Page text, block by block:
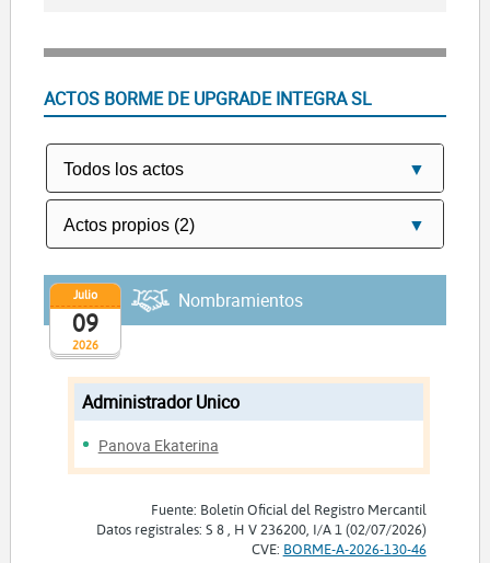
ACTOS BORME DE UPGRADE INTEGRA SL
2026
Julio
09
Nombramientos
Administrador Unico
Panova Ekaterina
Fuente: Boletín Oficial del Registro Mercantil
Datos registrales: S 8 , H V 236200, I/A 1 (02/07/2026)
CVE: BORME-A-2026-130-46